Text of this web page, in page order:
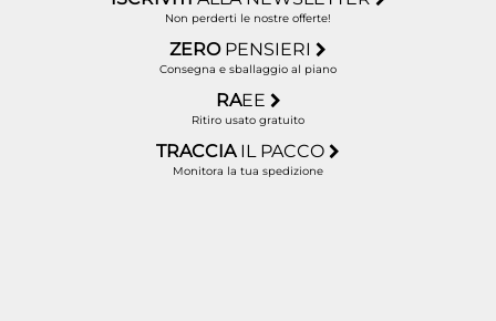
Non perderti le nostre offerte!
ZERO PENSIERI
Consegna e sballaggio al piano
RAEE
Ritiro usato gratuito
TRACCIA IL PACCO
Monitora la tua spedizione